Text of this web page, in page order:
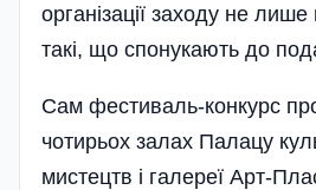
організації заходу не
такі, що спонукають до
Сам фестиваль-конкурс
чотирьох залах Палацу
мистецтв і галереї Арт-